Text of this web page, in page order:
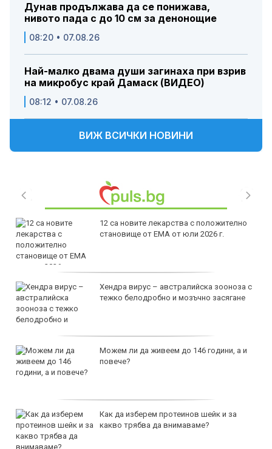
Дунав продължава да се понижава,
нивото пада с до 10 см за денонощие
08:20 • 07.08.26
Най-малко двама души загинаха при взрив
на микробус край Дамаск (ВИДЕО)
08:12 • 07.08.26
ВИЖ ВСИЧКИ НОВИНИ
12 са новите лекарства с положително
становище от ЕМА от юли 2026 г.
Хендра вирус – австралийска зооноза с
тежко белодробно и мозъчно засягане
Можем ли да живеем до 146 години, а и
повече?
Как да изберем протеинов шейк и за
какво трябва да внимаваме?